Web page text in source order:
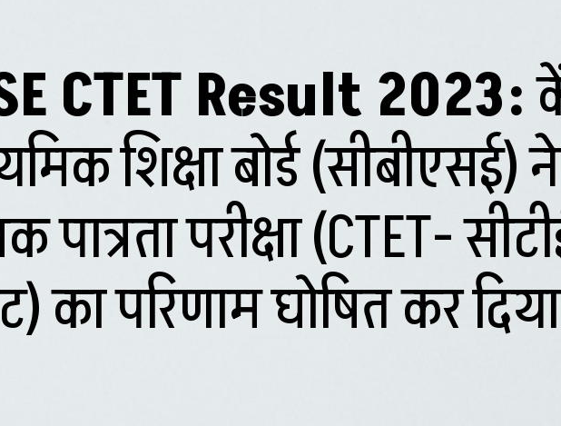
CTET Result 2023:
शिक्षा बोर्ड (सीबीएसई)
पात्रता परीक्षा (CTET-
का परिणाम घोषित कर